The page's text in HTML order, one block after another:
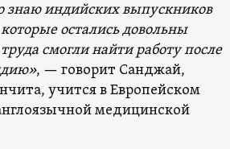
знаю индийских выпускников
остались довольны
смогли найти работу после
, — говорит Санджай,
учится в Европейском
медицинской